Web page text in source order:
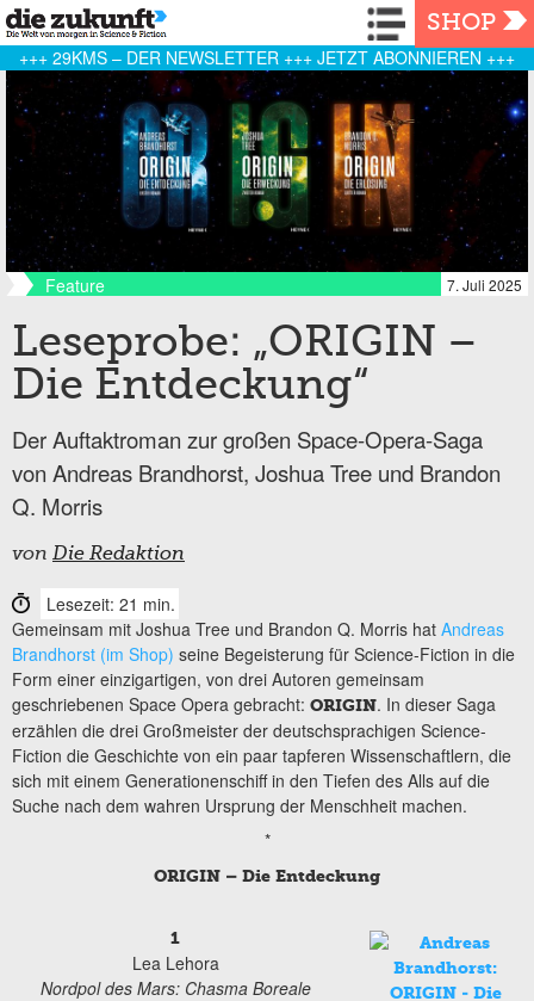
Navigation
SHOP
+++ 29KMS – DER NEWSLETTER +++ JETZT ABONNIEREN +++
Feature 7. Juli 2025
Leseprobe: „ORIGIN –
Die Entdeckung“
Der Auftaktroman zur großen Space-Opera-Saga
von Andreas Brandhorst, Joshua Tree und Brandon
Q. Morris
von Die Redaktion
Lesezeit: 21 min.
Gemeinsam mit Joshua Tree und Brandon Q. Morris hat Andreas
Brandhorst (im Shop) seine Begeisterung für Science-Fiction in die
Form einer einzigartigen, von drei Autoren gemeinsam
geschriebenen Space Opera gebracht: ORIGIN. In dieser Saga
erzählen die drei Großmeister der deutschsprachigen Science-
Fiction die Geschichte von ein paar tapferen Wissenschaftlern, die
sich mit einem Generationenschiff in den Tiefen des Alls auf die
Suche nach dem wahren Ursprung der Menschheit machen.
*
ORIGIN – Die Entdeckung
1
Lea Lehora
Nordpol des Mars: Chasma Boreale